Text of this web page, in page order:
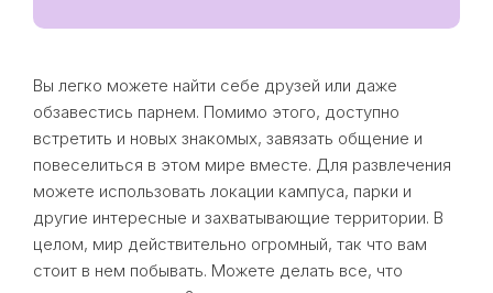
Вы легко можете найти себе друзей или даже
обзавестись парнем. Помимо этого, доступно
встретить и новых знакомых, завязать общение и
повеселиться в этом мире вместе. Для развлечения
можете использовать локации кампуса, парки и
другие интересные и захватывающие территории. В
целом, мир действительно огромный, так что вам
стоит в нем побывать. Можете делать все, что